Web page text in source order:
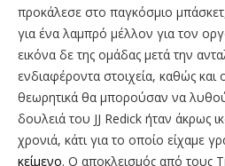
προκάλεσε στο παγκόσμιο
για ένα λαμπρό μέλλον για τον
εικόνα δε της ομάδας μετά την
ενδιαφέροντα στοιχεία, καθώς και
θεωρητικά θα μπορούσαν να
δουλειά του JJ Redick ήταν άκρως
χρονιά, κάτι για το οποίο είχαμε
κείμενο. Ο αποκλεισμός από τους